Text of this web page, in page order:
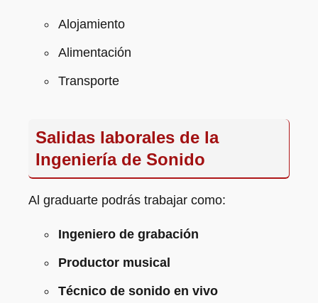
Alojamiento
Alimentación
Transporte
Salidas laborales de la
Ingeniería de Sonido
Al graduarte podrás trabajar como:
Ingeniero de grabación
Productor musical
Técnico de sonido en vivo